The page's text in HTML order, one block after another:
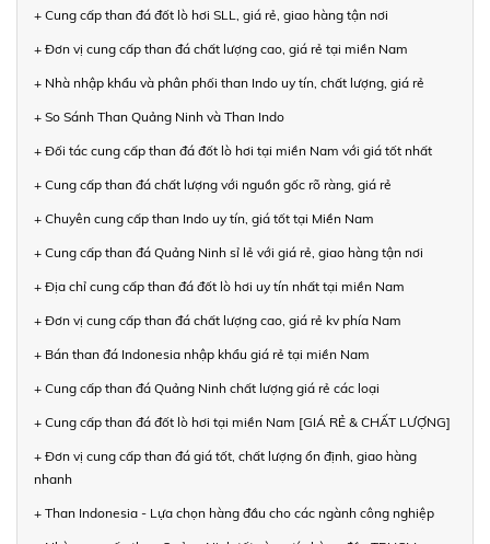
+ Cung cấp than đá đốt lò hơi SLL, giá rẻ, giao hàng tận nơi
+ Đơn vị cung cấp than đá chất lượng cao, giá rẻ tại miền Nam
+ Nhà nhập khẩu và phân phối than Indo uy tín, chất lượng, giá rẻ
+ So Sánh Than Quảng Ninh và Than Indo
+ Đối tác cung cấp than đá đốt lò hơi tại miền Nam với giá tốt nhất
+ Cung cấp than đá chất lượng với nguồn gốc rõ ràng, giá rẻ
+ Chuyên cung cấp than Indo uy tín, giá tốt tại Miền Nam
+ Cung cấp than đá Quảng Ninh sỉ lẻ với giá rẻ, giao hàng tận nơi
+ Địa chỉ cung cấp than đá đốt lò hơi uy tín nhất tại miền Nam
+ Đơn vị cung cấp than đá chất lượng cao, giá rẻ kv phía Nam
+ Bán than đá Indonesia nhập khẩu giá rẻ tại miền Nam
+ Cung cấp than đá Quảng Ninh chất lượng giá rẻ các loại
+ Cung cấp than đá đốt lò hơi tại miền Nam [GIÁ RẺ & CHẤT LƯỢNG]
+ Đơn vị cung cấp than đá giá tốt, chất lượng ổn định, giao hàng
nhanh
+ Than Indonesia - Lựa chọn hàng đầu cho các ngành công nghiệp